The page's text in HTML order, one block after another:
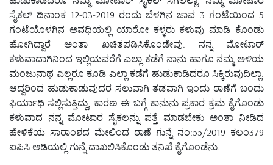
ಸೈಕಲ್ ದಿನಾಂಕ 12-03-2019 ರಂದು ಬೆಳಗಿನ ಜಾವ 3 ಗಂಟೆಯಿಂದ 5
ಗಂಟೆಯೊಳಗಿನ ಅವಧಿಯಲ್ಲಿ ಯಾರೋ ಕಳ್ಳರು ಕಳುವು ಮಾಡಿ ಕೊಂಡು
ಹೋಗಿದ್ದಾರೆ ಅಂತಾ ಖಚಿತಪಡಿಸಿಕೊಂಡೇವು. ನನ್ನ ಮೋಟಾರ್
ಕಳುವಾದಾಗಿನಿಂದ ಇಲ್ಲಿಯವರೆಗೆ ಎಲ್ಲಾ ಕಡೆಗೆ ನಾನು ಹಾಗೂ ನಮ್ಮ ಅಳಿಯ
ಮಂಜುನಾಥ ಎಲ್ಲರೂ ಕೂಡಿ ಎಲ್ಲಾ ಕಡೆಗೆ ಹುಡುಕಾಡಿದರೂ ಸಿಕ್ಕಿರುವುದಿಲ್ಲಾ.
ಆದ್ದರಿಂದ ಹುಡುಕಾಡುವುದರ ಸಲುವಾಗಿ ತಡವಾಗಿ ಇಂದು ಠಾಣೆಗೆ ಬಂದು
ಫಿರ್ಯಾಧಿ ಸಲ್ಲಿಸುತ್ತಿದ್ದು, ಕಾರಣ ಈ ಬಗ್ಗೆ ಕಾನುನು ಪ್ರಕಾರ ಕ್ರಮ ಕೈಗೊಂಡು
ಕಳುವಾದ ನನ್ನ ಮೋಟಾರ ಸೈಕಲನ್ನು ಪತ್ತೆ ಮಾಡಬೇಕು ಅಂತಾ ನೀಡಿದ
ಹೇಳಿಕೆಯ ಸಾರಾಂಶದ ಮೇಲಿಂದ ಠಾಣೆ ಗುನ್ನೆ ನಂ:55/2019 ಕಲಂ379
ಐಪಿಸಿ ಅಡಿಯಲ್ಲಿ ಗುನ್ನೆ ದಾಖಲಿಸಿಕೊಂಡು ತನಿಖೆ ಕೈಗೊಂಡೆನು.